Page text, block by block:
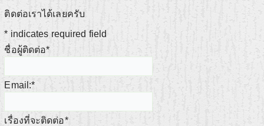
ติดต่อเราได้เลยครับ
* indicates required field
ชื่อผู้ติดต่อ*
Email:*
เรื่องที่จะติดต่อ*